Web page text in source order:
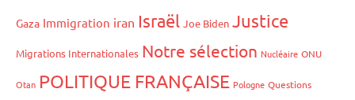
Gaza Immigration iran Israël Joe Biden Justice
Migrations Internationales Notre sélection Nucléaire ONU
Otan POLITIQUE FRANÇAISE Pologne Questions